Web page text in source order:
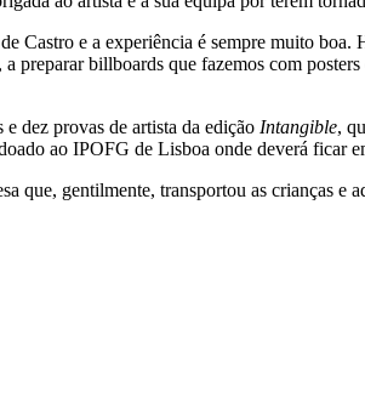
Castro e a experiência é sempre muito
preparar billboards que fazemos com
dez provas de artista da edição Intangible,
ao IPOFG de Lisboa onde deverá ficar
gentilmente, transportou as crianças e